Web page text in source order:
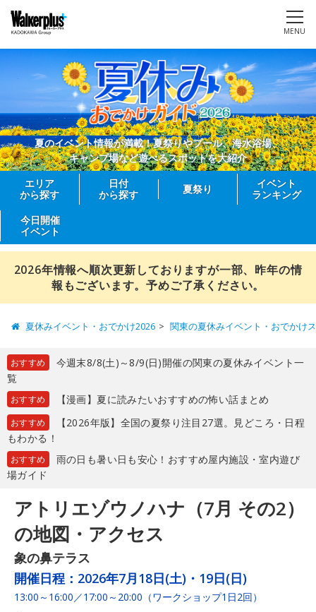
MENU
夏のイベント情報が満載！夏祭りやプール、海水浴場、
キャンプ場など遊べるスポットを大紹介
エリア
から探す
日付
から探す
夏祭り
イベント
ランキング
今日開催
イベント
2026年情報へ順次更新しておりますが一部、昨年の情
報もございます。予めご了承ください。
夏休みイベント・おでかけ2026 関東の夏休みイベント・おでかけ
おすすめ
今週末8/8(土)～8/9(日)開催の関東の夏休みイベント一
覧
おすすめ 【漫画】夏に読みたいおすすめの怖い話まとめ
おすすめ
【2026年版】全国の夏祭り注目27選。見どころ・日程
もわかる！
おすすめ
雨の日も暑い日も安心！おすすめ屋内施設・室内遊び
場ガイド
アトリエゾウノハナ（7月 その2）
の地図・アクセス
象の鼻テラス
開催日程： 2026年7月18日(土)・19日(日)
13:00～16:00／17:00～20:00（ワークショップ1日2回）